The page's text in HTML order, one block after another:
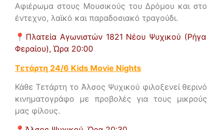
Αφιέρωμα στους Μουσικούς του Δρόμου και στο
έντεχνο, λαϊκό και παραδοσιακό τραγούδι.
📍 Πλατεία Αγωνιστών 1821 Νέου Ψυχικού (Ρήγα
Φεραίου),Ώρα 20:00
Τετάρτη 24/6 Kids Movie Nights
Κάθε Τετάρτη το Άλσος Ψυχικού φιλοξενεί θερινό
κινηματογράφο με προβολές για τους μικρούς
μας φίλους.